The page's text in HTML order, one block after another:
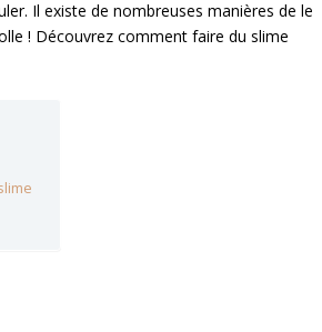
Il existe de nombreuses manières de le
! Découvrez comment faire du slime